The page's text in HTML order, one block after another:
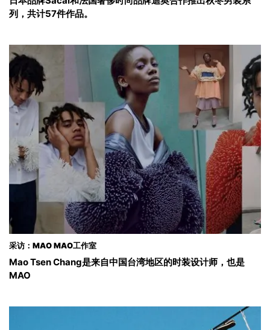
列，共计57件作品。
采访：MAO MAO工作室
Mao Tsen Chang是来自中国台湾地区的时装设计师，也是
MAO